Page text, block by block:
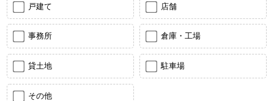
戸建て 店舗
事務所 倉庫・工場
貸土地 駐車場
その他